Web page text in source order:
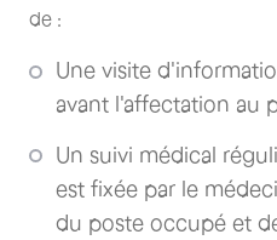
de :
Une visite
avant l'affectation au
Un suivi médical
est fixée par le
du poste occupé et